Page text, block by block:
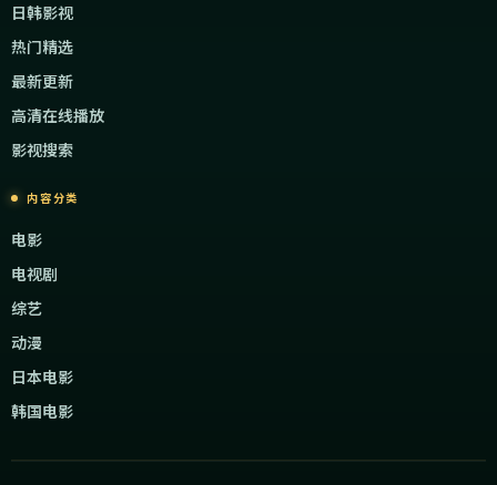
日韩影视
热门精选
最新更新
高清在线播放
影视搜索
内容分类
电影
电视剧
综艺
动漫
日本电影
韩国电影